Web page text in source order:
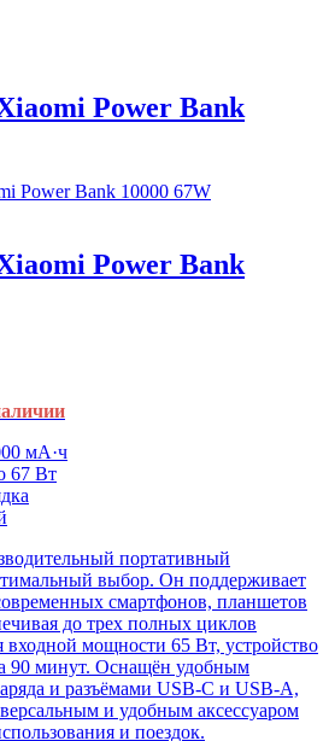
Power Bank
Power Bank
мА·ч
67 Вт
портативный
выбор. Он поддерживает
смартфонов, планшетов
до трех полных циклов
входной мощности 65 Вт, устройство
90 минут. Оснащён удобным
и разъёмами USB-C и USB-A,
и удобным аксессуаром
и поездок.